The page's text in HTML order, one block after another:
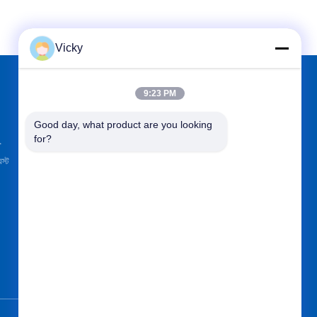
Vicky
9:23 PM
Good day, what product are you looking
for?